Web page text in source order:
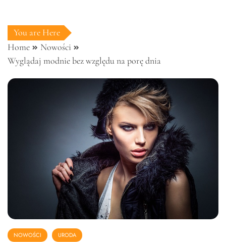
You are Here
Home
Nowości
Wyglądaj modnie bez względu na porę dnia
NOWOŚCI URODA